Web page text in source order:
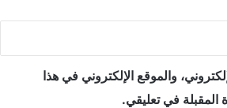
والموقع الإلكتروني في هذا
المقبلة في تعليقي.